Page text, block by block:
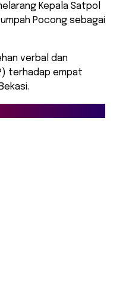
Kepala Satpol
Pocong sebagai
verbal dan
terhadap empat